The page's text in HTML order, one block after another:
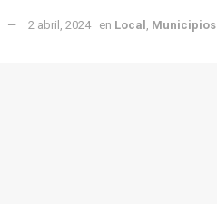
2 abril, 2024 en Local Municipios